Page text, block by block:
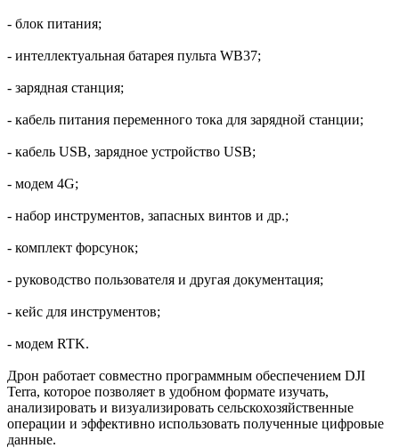
- блок питания;
- интеллектуальная батарея пульта WB37;
- зарядная станция;
- кабель питания переменного тока для зарядной станции;
- кабель USB, зарядное устройство USB;
- модем 4G;
- набор инструментов, запасных винтов и др.;
- комплект форсунок;
- руководство пользователя и другая документация;
- кейс для инструментов;
- модем RTK.
Дрон работает совместно программным обеспечением DJI
Terra, которое позволяет в удобном формате изучать,
анализировать и визуализировать сельскохозяйственные
операции и эффективно использовать полученные цифровые
данные.